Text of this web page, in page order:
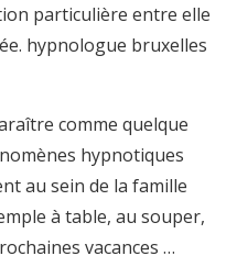
particulière entre elle
hypnologue bruxelles
comme quelque
hypnotiques
au sein de la famille
à table, au souper,
vacances …